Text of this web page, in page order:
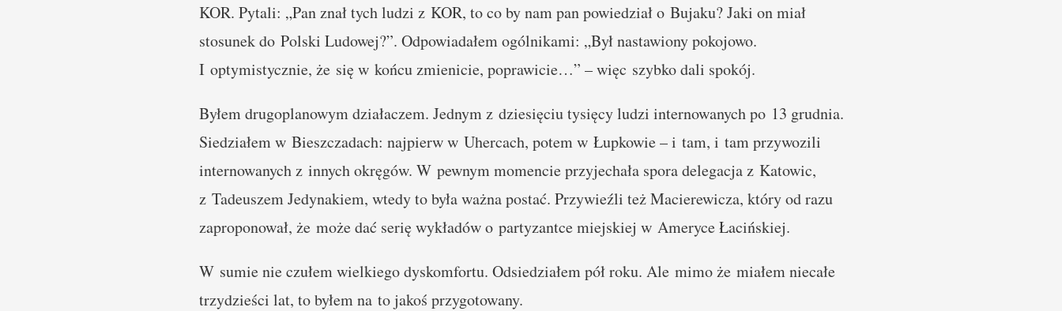
KOR. Pytali: „Pan znał tych ludzi z KOR, to co by nam pan powiedział o Bujaku? Jaki on miał
stosunek do Polski Ludowej?”. Odpowiadałem ogólnikami: „Był nastawiony pokojowo.
I optymistycznie, że się w końcu zmienicie, poprawicie…” – więc szybko dali spokój.
Byłem drugoplanowym działaczem. Jednym z dziesięciu tysięcy ludzi internowanych po 13 grudnia.
Siedziałem w Bieszczadach: najpierw w Uhercach, potem w Łupkowie – i tam, i tam przywozili
internowanych z innych okręgów. W pewnym momencie przyjechała spora delegacja z Katowic,
z Tadeuszem Jedynakiem, wtedy to była ważna postać. Przywieźli też Macierewicza, który od razu
zaproponował, że może dać serię wykładów o partyzantce miejskiej w Ameryce Łacińskiej.
W sumie nie czułem wielkiego dyskomfortu. Odsiedziałem pół roku. Ale mimo że miałem niecałe
trzydzieści lat, to byłem na to jakoś przygotowany.